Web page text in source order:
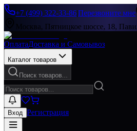
+7 (499) 322-33-86|Перезвоните мне
Москва, Пятницкое шоссе, 18,
ОплатаДоставка и Самовывоз
Каталог товаров
Поиск товаров...
Вход Регистрация